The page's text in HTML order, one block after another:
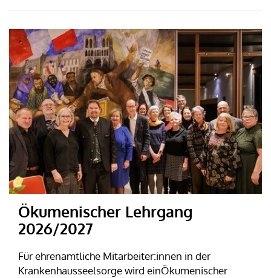
Ökumenischer Lehrgang
2026/2027
Für ehrenamtliche Mitarbeiter:innen in der
Krankenhausseelsorge wird einÖkumenischer